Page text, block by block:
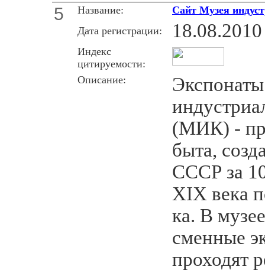
5 Название:
Сайт Музея
Дата регистрации:
18.08.2010
Индекс
цитируемости:
Описание:
(МИК) -
бы­та,
СССР за
XIX ве­ка
ка. В
сменные
проходят